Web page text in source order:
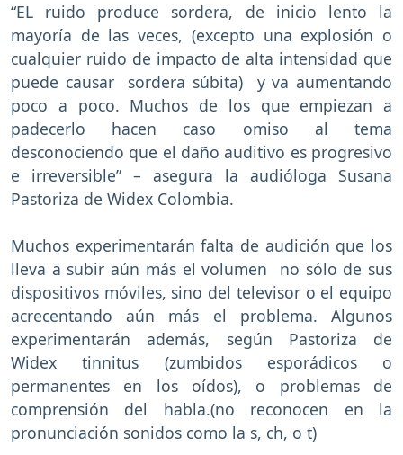
“EL ruido produce sordera, de inicio lento la
mayoría de las veces, (excepto una explosión o
cualquier ruido de impacto de alta intensidad que
puede causar sordera súbita) y va aumentando
poco a poco. Muchos de los que empiezan a
padecerlo hacen caso omiso al tema
desconociendo que el daño auditivo es progresivo
e irreversible” – asegura la audióloga Susana
Pastoriza de Widex Colombia.
Muchos experimentarán falta de audición que los
lleva a subir aún más el volumen no sólo de sus
dispositivos móviles, sino del televisor o el equipo
acrecentando aún más el problema. Algunos
experimentarán además, según Pastoriza de
Widex tinnitus (zumbidos esporádicos o
permanentes en los oídos), o problemas de
comprensión del habla.(no reconocen en la
pronunciación sonidos como la s, ch, o t)